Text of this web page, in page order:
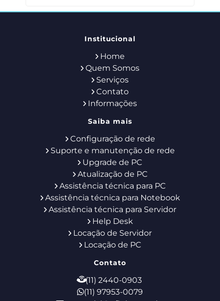
Institucional
Home
Quem Somos
Serviços
Contato
Informações
Saiba mais
Configuração de rede
Suporte e manutenção de rede
Upgrade de PC
Atualização de PC
Assistência técnica para PC
Assistência técnica para Notebook
Assistência técnica para Servidor
Help Desk
Locação de Servidor
Locação de PC
Contato
(11) 2440-0903
(11) 97953-0079